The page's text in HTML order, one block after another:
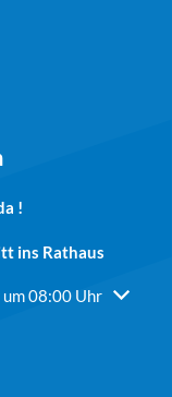
!
ins Rathaus
08:00 Uhr